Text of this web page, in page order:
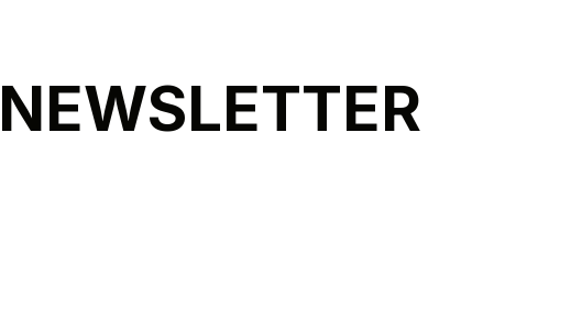
NEWSLETTER